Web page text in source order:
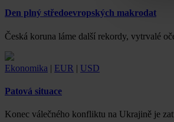
Den plný středoevropských makrodat
Česká koruna láme další rekordy, vytrvalé
Ekonomika | EUR | USD
Patová situace
Konec válečného konfliktu na Ukrajině je